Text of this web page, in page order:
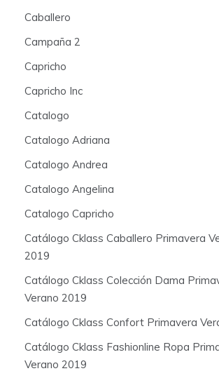
Caballero
Campaña 2
Capricho
Capricho Inc
Catalogo
Catalogo Adriana
Catalogo Andrea
Catalogo Angelina
Catalogo Capricho
Catálogo Cklass Caballero Primavera
2019
Catálogo Cklass Colección Dama
Verano 2019
Catálogo Cklass Confort Primavera
Catálogo Cklass Fashionline Ropa
Verano 2019